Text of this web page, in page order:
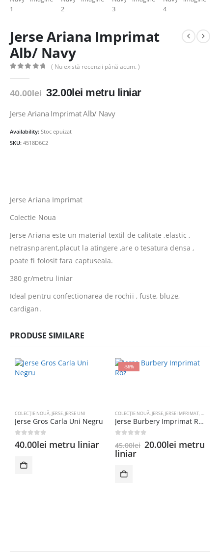
Jerse Ariana Imprimat
Alb/ Navy
( Nu există recenzii până acum. )
40.00lei Prețul
a
40.00lei.
32.00leiPrețul
este:
metru liniar
Jerse Ariana Imprimat Alb/ Navy
Availability: Stoc epuizat
SKU: 4518D6C2
Jerse Ariana Imprimat
Colectie Noua
Jerse Ariana este un material textil de calitate ,elastic ,
netrasnparent,placut la atingere ,are o tesatura densa ,
poate fi folosit fara captuseala.
380 gr/metru liniar
Ideal pentru confectionarea de rochii , fuste, bluze,
cardigan.
PRODUSE SIMILARE
COLECȚIE NOUĂ, JERSE, JERSE UNI
Jerse Gros Carla Uni Negru
0out of 5
40.00lei metru liniar
-56%
COLECȚIE NOUĂ, JERSE, JERSE IMPRIMAT,
Jerse Burbery Imprimat Roz
45.00lei Prețul
20.00lei Prețul
metru
liniar